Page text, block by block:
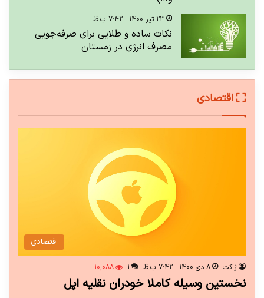
23 تیر 1400 - 7:42 ب.ظ
نکات ساده و طلایی برای صرفه‌جویی
مصرف انرژی در زمستان
اقتصادی
اقتصادی
ژاکت 8 دی 1400 - 7:42 ب.ظ 1
10,088
نخستین وسیله کاملا خودران نقلیه اپل